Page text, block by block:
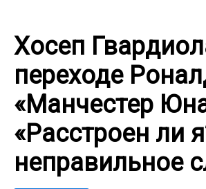
Хосеп
переходе
«Манчестер
«Расстроен ли
неправильное